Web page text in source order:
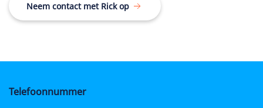
Neem contact met Rick op
Telefoonnummer